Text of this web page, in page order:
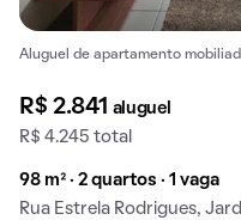
Aluguel de apartamento
R$ 2.841 aluguel
R$ 4.245 total
98 m² · 2 quartos · 1 vaga
Rua Estrela Rodrigues,